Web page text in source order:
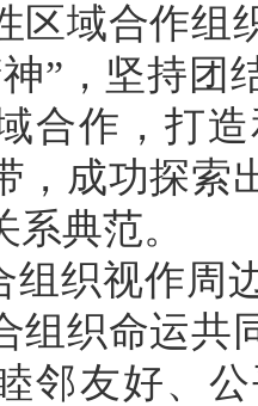
区域合作组
”，坚持团
合作，打
，成功探索
典范。
组织视作周
组织命运共
邻友好、